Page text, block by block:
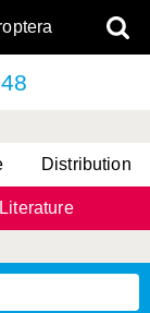
Distribution
Literature